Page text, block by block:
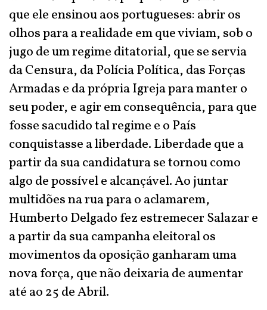
que ele ensinou aos portugueses: abrir os
olhos para a realidade em que viviam, sob o
jugo de um regime ditatorial, que se servia
da Censura, da Polícia Política, das Forças
Armadas e da própria Igreja para manter o
seu poder, e agir em consequência, para que
fosse sacudido tal regime e o País
conquistasse a liberdade. Liberdade que a
partir da sua candidatura se tornou como
algo de possível e alcançável. Ao juntar
multidões na rua para o aclamarem,
Humberto Delgado fez estremecer Salazar e
a partir da sua campanha eleitoral os
movimentos da oposição ganharam uma
nova força, que não deixaria de aumentar
até ao 25 de Abril.